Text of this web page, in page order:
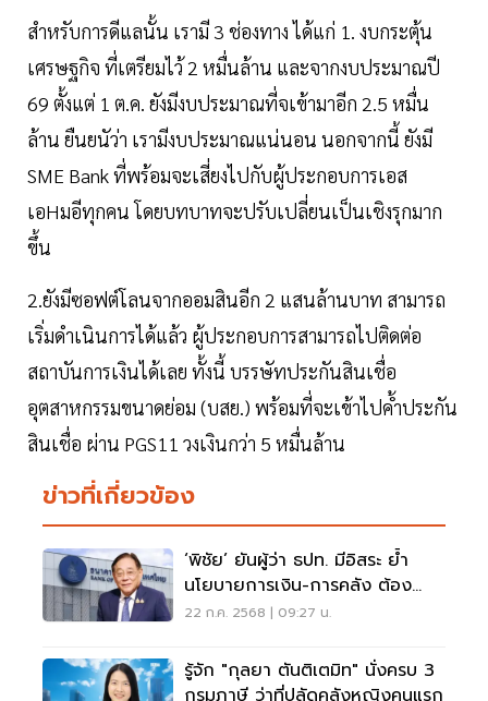
สำหรับการดีแลนั้น เรามี 3 ช่องทาง ได้แก่ 1. งบกระตุ้น
เศรษฐกิจ ที่เตรียมไว้ 2 หมื่นล้าน และจากงบประมาณปี
69 ตั้งแต่ 1 ต.ค. ยังมีงบประมาณที่จเข้ามาอีก 2.5 หมื่น
ล้าน ยืนยนัว่า เรามีงบประมาณแน่นอน นอกจากนี้ ยังมี
SME Bank ที่พร้อมจะเสี่ยงไปกับผู้ประกอบการเอส
เอHมอีทุกคน โดยบทบาทจะปรับเปลี่ยนเป็นเชิงรุกมาก
ขึ้น
2.ยังมีซอฟต์โลนจากออมสินอีก 2 แสนล้านบาท สามารถ
เริ่มดำเนินการได้แล้ว ผู้ประกอบการสามารถไปติดต่อ
สถาบันการเงินได้เลย ทั้งนี้ บรรษัทประกันสินเชื่อ
อุตสาหกรรมขนาดย่อม (บสย.) พร้อมที่จะเข้าไปค้ำประกัน
สินเชื่อ ผ่าน PGS11 วงเงินกว่า 5 หมื่นล้าน
ข่าวที่เกี่ยวข้อง
‘พิชัย’ ยันผู้ว่า ธปท. มีอิสระ ย้ำ
นโยบายการเงิน-การคลัง ต้อง
สอดคล้องกัน
22 ก.ค. 2568 | 09:27 น.
รู้จัก "กุลยา ตันติเตมิท" นั่งครบ 3